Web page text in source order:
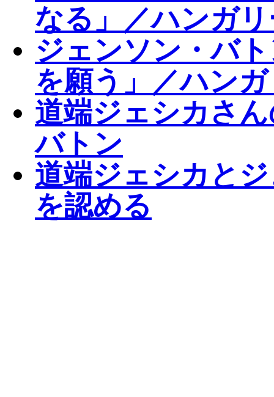
なる」／ハンガ
ジェンソン・バ
を願う」／ハン
道端ジェシカさ
バトン
道端ジェシカと
を認める